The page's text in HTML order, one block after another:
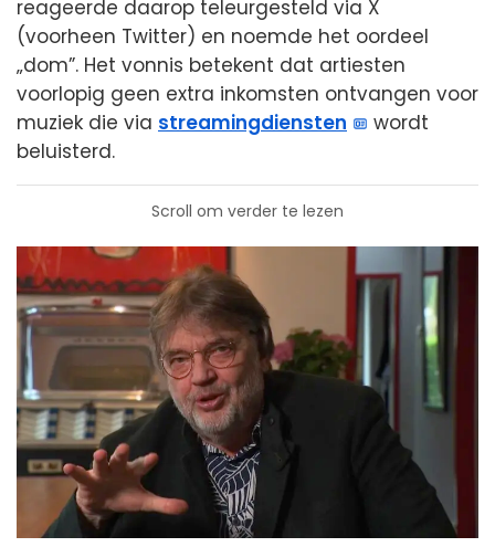
reageerde daarop teleurgesteld via X
(voorheen Twitter) en noemde het oordeel
„dom”. Het vonnis betekent dat artiesten
voorlopig geen extra inkomsten ontvangen voor
muziek die via streamingdiensten
wordt
beluisterd.
Scroll om verder te lezen